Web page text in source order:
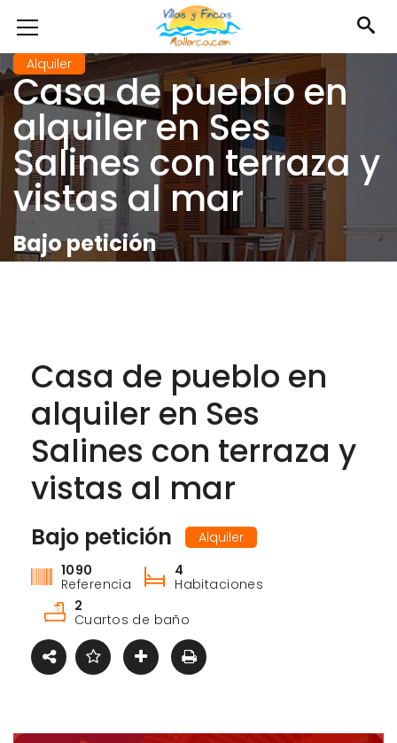
Alquiler
Casa de pueblo en
alquiler en Ses
Salines con terraza y
vistas al mar
Bajo petición
Casa de pueblo en
alquiler en Ses
Salines con terraza y
vistas al mar
Bajo petición
Alquiler
1090
Referencia
4
Habitaciones
2
Cuartos de baño